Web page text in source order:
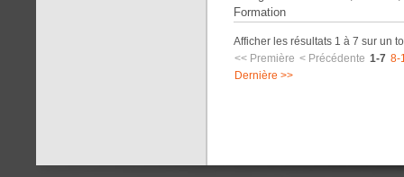
Formation
Afficher les résultats 1 à 7 sur un
<< Première < Précédente 1-7 8-
Dernière >>